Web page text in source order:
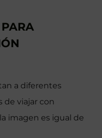
a diferentes
de viajar con
imagen es igual de